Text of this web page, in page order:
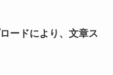
ードにより、文章ス